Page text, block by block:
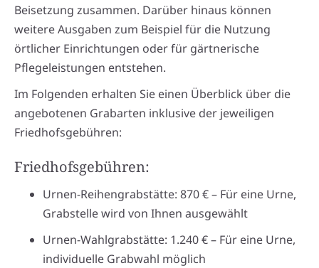
Beisetzung zusammen. Darüber hinaus können
weitere Ausgaben zum Beispiel für die Nutzung
örtlicher Einrichtungen oder für gärtnerische
Pflegeleistungen entstehen.
Im Folgenden erhalten Sie einen Überblick über die
angebotenen Grabarten inklusive der jeweiligen
Friedhofsgebühren:
Friedhofsgebühren:
Urnen-Reihengrabstätte: 870 € – Für eine Urne,
Grabstelle wird von Ihnen ausgewählt
Urnen-Wahlgrabstätte: 1.240 € – Für eine Urne,
individuelle Grabwahl möglich